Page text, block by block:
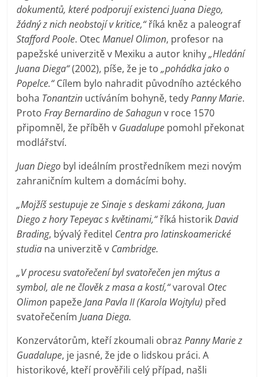
dokumentů, které podporují existenci Juana Diego,
žádný z nich neobstojí v kritice,“říká kněz a paleograf
Stafford Poole. OtecManuel Olimon, profesor na
papežské univerzitě v Mexiku a autor knihy„Hledání
Juana Diega“(2002), píše, že je to„pohádka jako o
Popelce.“Cílem bylo nahradit původního aztéckého
boha Tonantzin uctíváním bohyně, tedyPanny Marie.
ProtoFray Bernardino de Sahagunv roce 1570
připomněl, že příběh v Guadalupe pomohl překonat
modlářství.
Juan Diego byl ideálním prostředníkem mezi novým
zahraničním kultem a domácími bohy.
„Mojžíš sestupuje ze Sinaje s deskami zákona, Juan
Diego z hory Tepeyac s květinami,“říká historikDavid
Brading, bývalý ředitel Centra pro latinskoamerické
studia na univerzitě v Cambridge.
„V procesu svatořečení byl svatořečen jen mýtus a
symbol, ale ne člověk z masa a kostí,“varoval Otec
Olimon papežeJana Pavla II (Karola Wojtylu) před
svatořečenímJuana Diega.
Konzervátorům, kteří zkoumali obrazPanny Marie z
Guadalupe, je jasné, že jde o lidskou práci. A
historikové, kteří prověřili celý případ, našli